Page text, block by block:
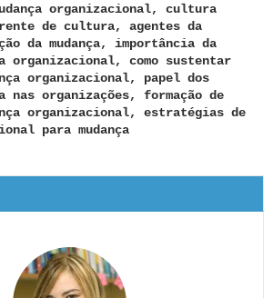
organizacional, cultura
de cultura, agentes da
da mudança, importância da
organizacional, como sustentar
organizacional, papel dos
nas organizações, formação de
organizacional, estratégias de
para mudança